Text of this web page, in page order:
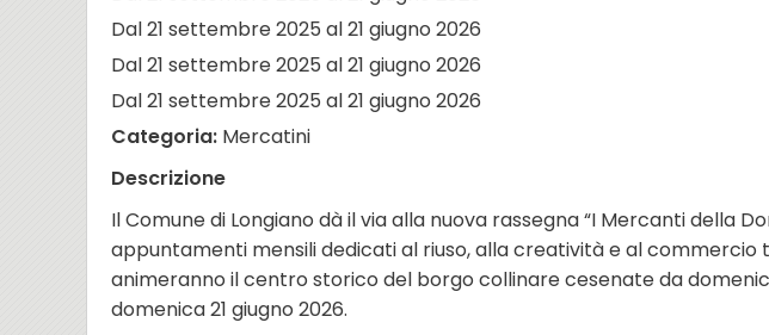
Dal 21 settembre 2025 al 21 giugno 2026
Dal 21 settembre 2025 al 21 giugno 2026
Dal 21 settembre 2025 al 21 giugno 2026
Categoria: Mercatini
Descrizione
Il Comune di Longiano dà il via alla nuova rassegna “I Mercanti della
appuntamenti mensili dedicati al riuso, alla creatività e al commercio
animeranno il centro storico del borgo collinare cesenate da
domenica 21 giugno 2026.